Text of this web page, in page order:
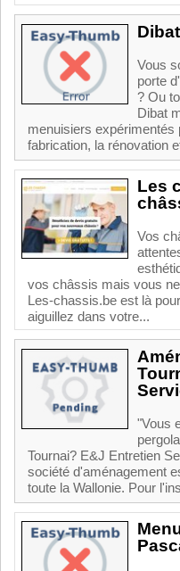
Dibat
Vous
porte
? Ou
Dibat
menuisiers expérimentés
fabrication, la rénovation
Les
Vos
vos châssis mais vous
Les-chassis.be est là
aiguillez dans votre...
"Vous
Tournai? E&J Entretien
société d'aménagement
toute la Wallonie. Pour